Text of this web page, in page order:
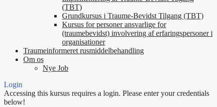
(TBT)
Grundkursus i Traume-Bevidst Tilgang (TBT)
Kursus for personer ansvarlige for
(traumebevidst) involvering af erfaringspersoner i
organisationer
Traumeinformeret rusmiddelbehandling
Om os
Nye Job
Login
Accessing this kursus requires a login. Please enter your credentials
below!